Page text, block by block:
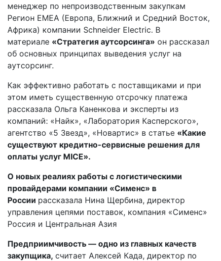
менеджер по непроизводственным закупкам
Регион EMEA (Европа, Ближний и Средний Восток,
Африка) компании Schneider Electriс. В
материале «Стратегия аутсорсинга» он рассказал
об основных принципах выведения услуг на
аутсорсинг.
Как эффективно работать с поставщиками и при
этом иметь существенную отсрочку платежа
рассказала Ольга Каненкова и эксперты из
компаний: «Найк», «Лаборатория Касперского»,
агентство «5 Звезд», «Новартис» в статье «Какие
существуют кредитно-сервисные решения для
оплаты услуг MICE».
О новых реалиях работы с логистическими
провайдерами компании «Сименс» в
России рассказала Нина Щербина, директор
управления цепями поставок, компания «Сименс»
Россия и Центральная Азия
Предприимчивость — одно из главных качеств
закупщика, считает Алексей Када, директор по